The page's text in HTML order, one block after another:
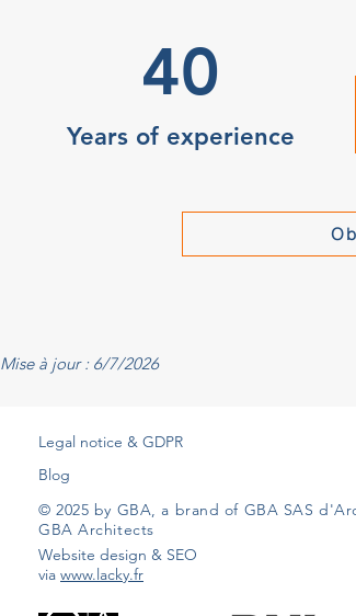
40
Years of experience
Mise à jour : 6/7/2026
Legal notice & GDPR
Blog
© 2025 by GBA, a brand of GBA SAS
GBA Architects
Website design & SEO
via www.lacky.fr